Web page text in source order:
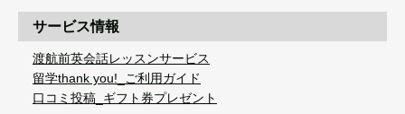
サービス情報
渡航前英会話レッスンサービス
留学thank you!_ご利用ガイド
口コミ投稿_ギフト券プレゼント